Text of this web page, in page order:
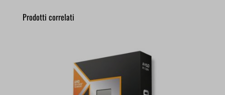
Prodotti correlati